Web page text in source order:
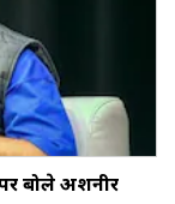
बोले अशनीर